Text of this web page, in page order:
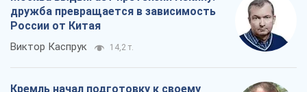
дружба превращается в зависимость
России от Китая
Виктор Каспрук 14,2 т.
Кремль начал подготовку к своему